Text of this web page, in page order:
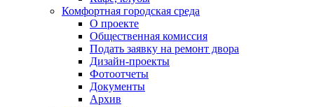
Комфортная городская среда
О проекте
Общественная комиссия
Подать заявку на ремонт двора
Дизайн-проекты
Фотоотчеты
Документы
Архив